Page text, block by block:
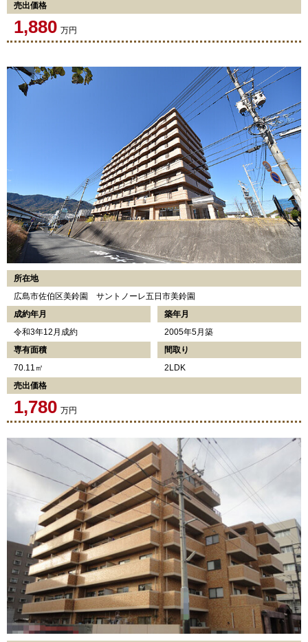
売出価格
1,880 万円
所在地
広島市佐伯区美鈴園 サントノーレ五日市美鈴園
成約年月
築年月
令和3年12月成約
2005年5月築
専有面積
間取り
70.11㎡
2LDK
売出価格
1,780 万円